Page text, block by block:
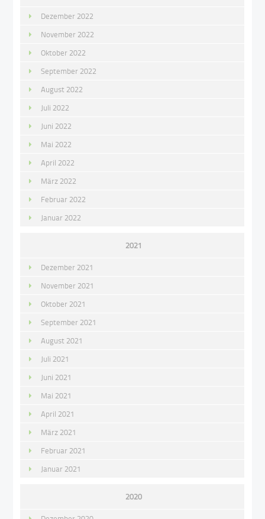
Dezember 2022
November 2022
Oktober 2022
September 2022
August 2022
Juli 2022
Juni 2022
Mai 2022
April 2022
März 2022
Februar 2022
Januar 2022
2021
Dezember 2021
November 2021
Oktober 2021
September 2021
August 2021
Juli 2021
Juni 2021
Mai 2021
April 2021
März 2021
Februar 2021
Januar 2021
2020